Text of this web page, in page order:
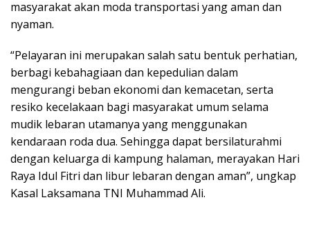
masyarakat akan moda transportasi yang aman dan
nyaman.
“Pelayaran ini merupakan salah satu bentuk perhatian,
berbagi kebahagiaan dan kepedulian dalam
mengurangi beban ekonomi dan kemacetan, serta
resiko kecelakaan bagi masyarakat umum selama
mudik lebaran utamanya yang menggunakan
kendaraan roda dua. Sehingga dapat bersilaturahmi
dengan keluarga di kampung halaman, merayakan Hari
Raya Idul Fitri dan libur lebaran dengan aman”, ungkap
Kasal Laksamana TNI Muhammad Ali.